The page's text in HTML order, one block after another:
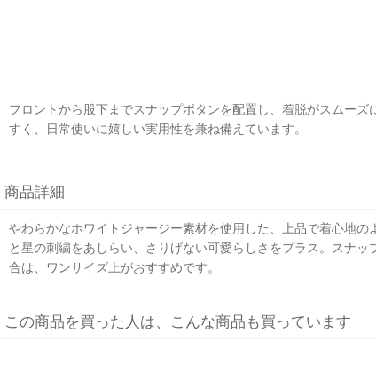
フロントから股下までスナップボタンを配置し、着脱がスムー
すく、日常使いに嬉しい実用性を兼ね備えています。
商品詳細
やわらかなホワイトジャージー素材を使用した、上品で着心地
と星の刺繍をあしらい、さりげない可愛らしさをプラス。スナ
合は、ワンサイズ上がおすすめです。
この商品を買った人は、こんな商品も買っています